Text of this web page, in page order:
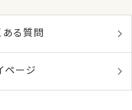
ある質問
ページ